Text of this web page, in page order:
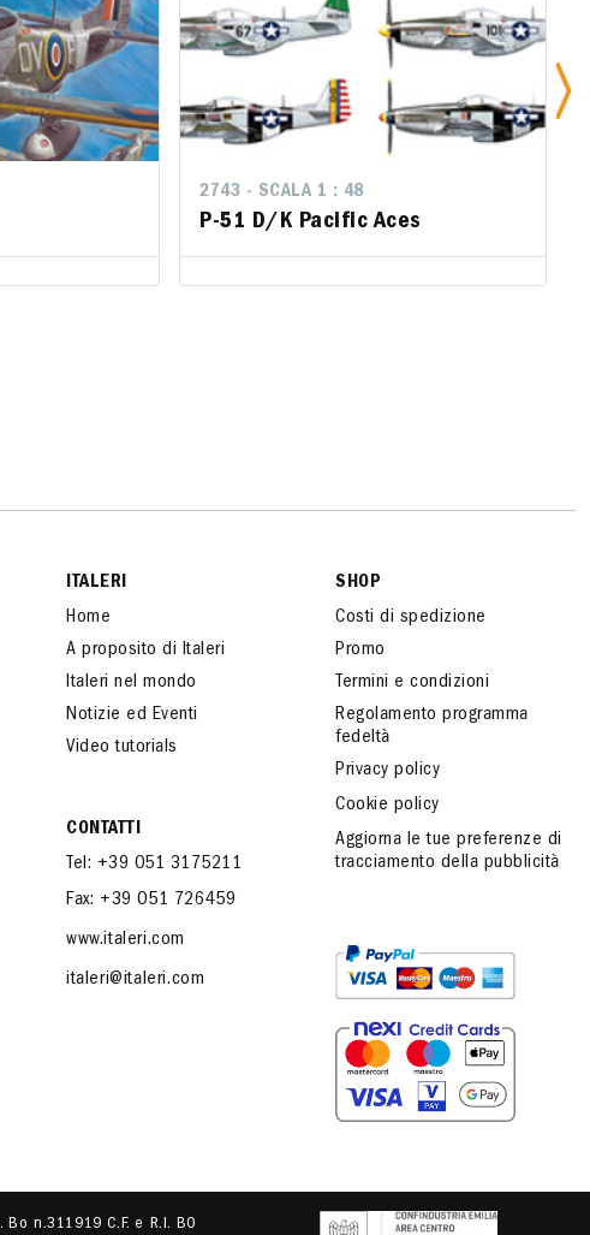
2743 - SCALA 1 : 48
P-51 D/K Pacific Aces
2743 - SCALA 1 : 48
P-51 D/K Pacific Aces
ITALERI
Home
A proposito di Italeri
Italeri nel mondo
Notizie ed Eventi
Video tutorials
CONTATTI
Tel: +39 051 3175211
Fax: +39 051 726459
www.italeri.com
italeri@italeri.com
SHOP
Costi di spedizione
Promo
Termini e condizioni
Regolamento programma
fedeltà
Privacy policy
Cookie policy
Aggiorna le tue preferenze di
tracciamento della pubblicità
n.311919 C.F. e R.I. BO